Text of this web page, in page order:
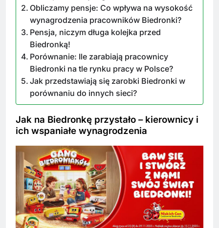
Obliczamy pensje: Co wpływa na wysokość
wynagrodzenia pracowników Biedronki?
Pensja, niczym długa kolejka przed
Biedronką!
Porównanie: Ile zarabiają pracownicy
Biedronki na tle rynku pracy w Polsce?
Jak przedstawiają się zarobki Biedronki w
porównaniu do innych sieci?
Jak na Biedronkę przystało – kierownicy i
ich wspaniałe wynagrodzenia